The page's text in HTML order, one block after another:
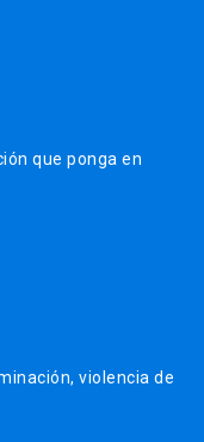
que ponga en
violencia de